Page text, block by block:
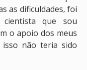
as dificuldades, foi
que sou
o apoio dos meus
isso não teria sido